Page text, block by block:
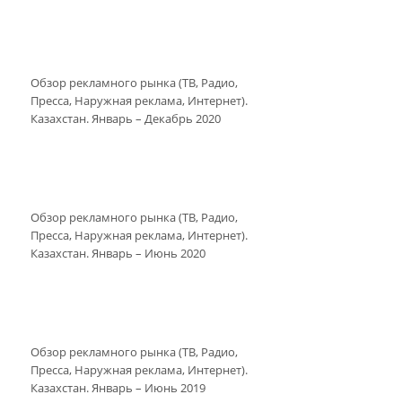
Обзор рекламного рынка (ТВ, Радио,
Пресса, Наружная реклама, Интернет).
Казахстан. Январь – Декабрь 2020
Обзор рекламного рынка (ТВ, Радио,
Пресса, Наружная реклама, Интернет).
Казахстан. Январь – Июнь 2020
Обзор рекламного рынка (ТВ, Радио,
Пресса, Наружная реклама, Интернет).
Казахстан. Январь – Июнь 2019